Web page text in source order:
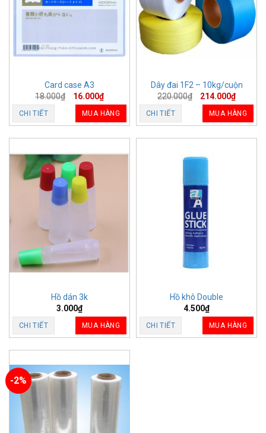
Card case A3
18.000₫ 16.000₫
CHI TIẾT MUA HÀNG
Dây đai 1F2 – 10kg/cuộn
220.000₫ 214.000₫
CHI TIẾT MUA HÀNG
Hồ dán 3k
3.000₫
CHI TIẾT MUA HÀNG
Hồ khô Double
4.500₫
CHI TIẾT MUA HÀNG
-2%